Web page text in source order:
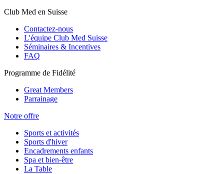
Club Med en Suisse
Contactez-nous
L'équipe Club Med Suisse
Séminaires & Incentives
FAQ
Programme de Fidélité
Great Members
Parrainage
Notre offre
Sports et activités
Sports d'hiver
Encadrements enfants
Spa et bien-être
La Table